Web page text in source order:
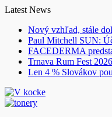
Skip
content
Latest News
Nový vzhľad, stále
Paul Mitchell SUN:
FACEDERMA
Trnava Rum Fest
Len 4 % Slovákov